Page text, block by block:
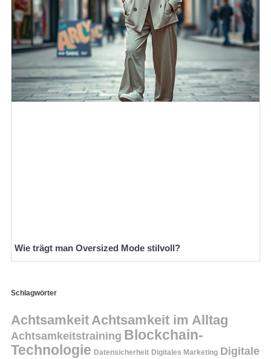
Wie trägt man Oversized Mode stilvoll?
Schlagwörter
Achtsamkeit Achtsamkeit im Alltag
Achtsamkeitstraining Blockchain-
Technologie Datensicherheit Digitales Marketing Digitale